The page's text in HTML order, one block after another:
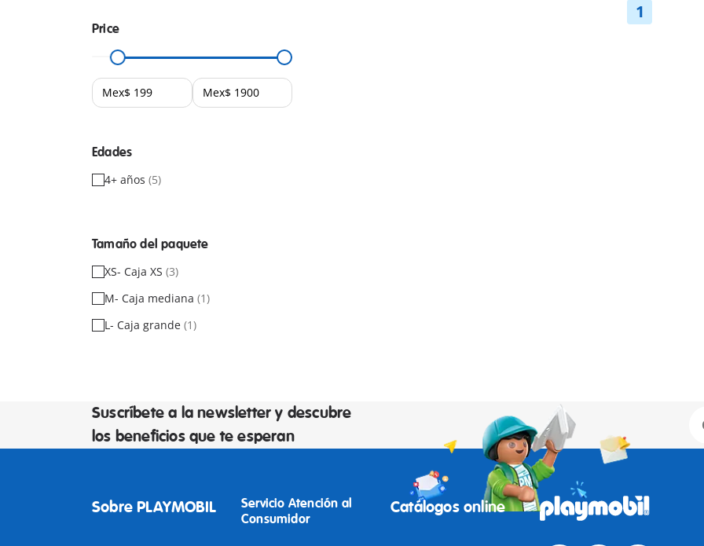
Price
Edades
4+ años (5)
Tamaño del paquete
XS- Caja XS (3)
M- Caja mediana (1)
L- Caja grande (1)
1
Suscríbete a la newsletter y descubre
los beneficios que te esperan
Sobre PLAYMOBIL
Servicio Atención al
Consumidor
Catálogos online